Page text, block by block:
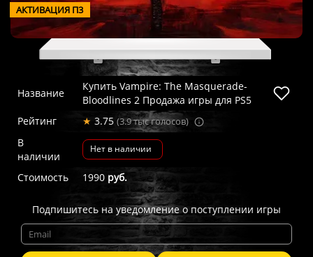
АКТИВАЦИЯ П3
Название
Купить Vampire: The Masquerade-
Bloodlines 2 Продажа игры для PS5
Рейтинг
★ 3.75 (3.9 тыс голосов)
В
наличии
Нет в наличии
Стоимость 1990 руб.
Подпишитесь на уведомление о поступлении игры